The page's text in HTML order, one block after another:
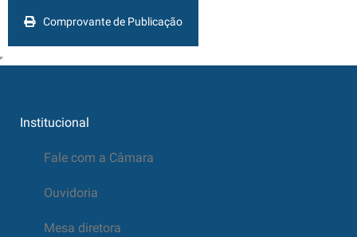
Comprovante de Publicação
Institucional
Fale com a Câmara
Ouvidoria
Mesa diretora